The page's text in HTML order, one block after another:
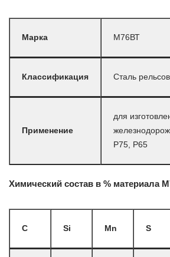
Марка М76ВТ
Классификация Сталь
Применение
для
Р75, Р65
Химический состав в % материала
C Si Mn S